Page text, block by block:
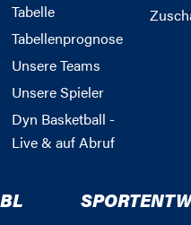
Tabelle
Tabellenprognose
Unsere Teams
Unsere Spieler
Dyn Basketball -
Live & auf Abruf